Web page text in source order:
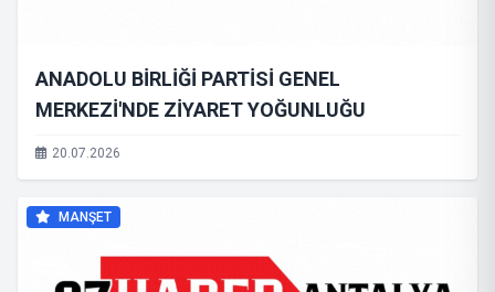
ANADOLU BİRLİĞİ PARTİSİ GENEL
MERKEZİ'NDE ZİYARET YOĞUNLUĞU
20.07.2026
MANŞET